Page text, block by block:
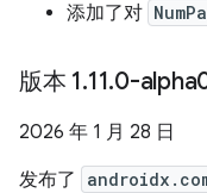
添加了对
版本 1.11.0-
2026 年 1 月 28 日
发布了